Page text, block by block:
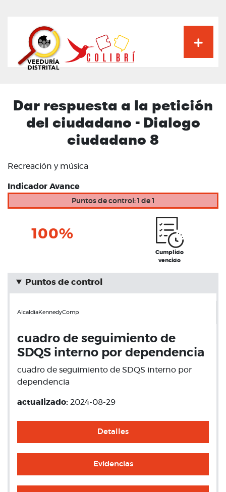
principal
Dar respuesta a la petición
del ciudadano - Dialogo
ciudadano 8
Recreación y música
Indicador Avance
Puntos de control: 1 de 1
100%
Cumplido
vencido
Puntos de control
AlcaldiaKennedyComp
cuadro de seguimiento de
SDQS interno por dependencia
cuadro de seguimiento de SDQS interno por
dependencia
actualizado: 2024-08-29
Detalles
Evidencias